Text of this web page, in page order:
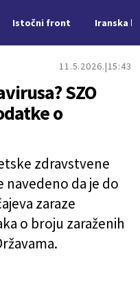
Istočni front Iranska
11.5.2026. 15:43
SZO
o
zdravstvene
navedeno da je do
zaraze
o broju zaraženih